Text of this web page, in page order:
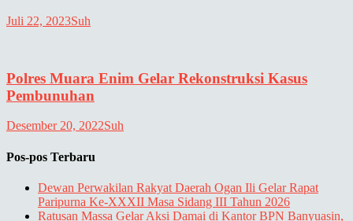
Juli 22, 2023Suh
Polres Muara Enim Gelar Rekonstruksi Kasus
Pembunuhan
Desember 20, 2022Suh
Pos-pos Terbaru
Dewan Perwakilan Rakyat Daerah Ogan Ili Gelar Rapat
Paripurna Ke-XXXII Masa Sidang III Tahun 2026
Ratusan Massa Gelar Aksi Damai di Kantor BPN Banyuasin,